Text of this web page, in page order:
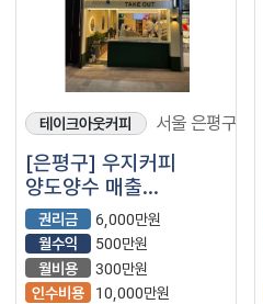
테이크아웃커피 서울 은평구
[은평구] 우지커피
양도양수 매출
2000+@ 권리
매우저렴하게
나왔습니다.
권리금
6,000만원
월수익
500만원
월비용
300만원
인수비용
10,000만원